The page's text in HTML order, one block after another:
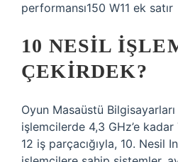
performansı150 W11 ek satır
10 NESIL
ÇEKIRDEK?
Oyun Masaüstü
işlemcilerde 4,3 GHz’e
12 iş parçacığıyla, 10. Nesil